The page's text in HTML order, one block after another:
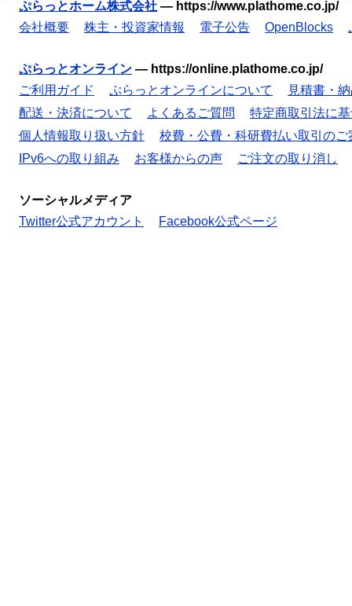
ぷらっとホーム株式会社 — https://www.plathome.co.jp/
会社概要
株主・投資家情報 電子公告 OpenBlocks
ぷらっとオンライン — https://online.plathome.co.jp/
ご利用ガイド
ぷらっとオンラインについて
見積書・
配送・決済について
よくあるご質問
特定商取引法に
個人情報取り扱い方針
校費・公費・科研費払い取引のご
IPv6への取り組み
お客様からの声 ご注文の取り消し
ソーシャルメディア
Twitter公式アカウント
Facebook公式ページ